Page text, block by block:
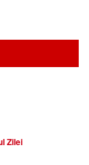
Zilei